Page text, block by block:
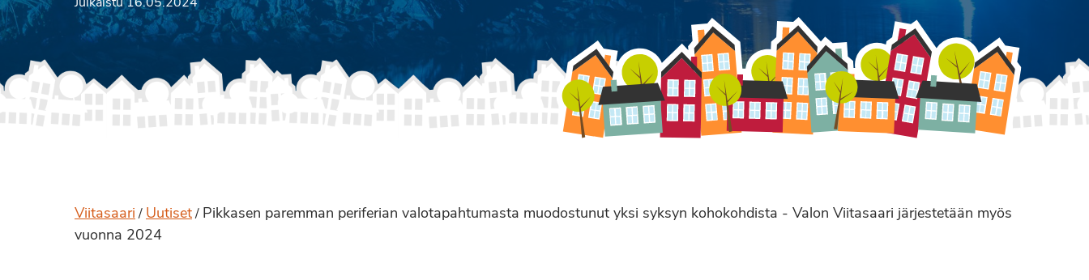
Julkaistu 16.05.2024
Viitasaari / Uutiset / Pikkasen paremman periferian valotapahtumasta muodostunut yksi syksyn kohokohdista - Valon Viitasaari järjestetään myös
vuonna 2024